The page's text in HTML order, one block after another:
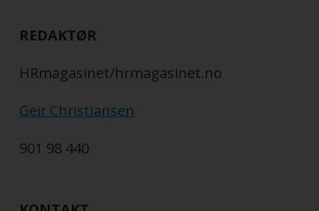
REDAKTØR
HRmagasinet/hrmagasinet.no
Geir Christiansen
901 98 440